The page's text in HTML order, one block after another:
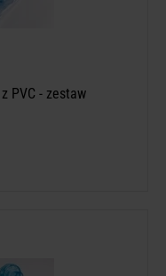
PVC - zestaw